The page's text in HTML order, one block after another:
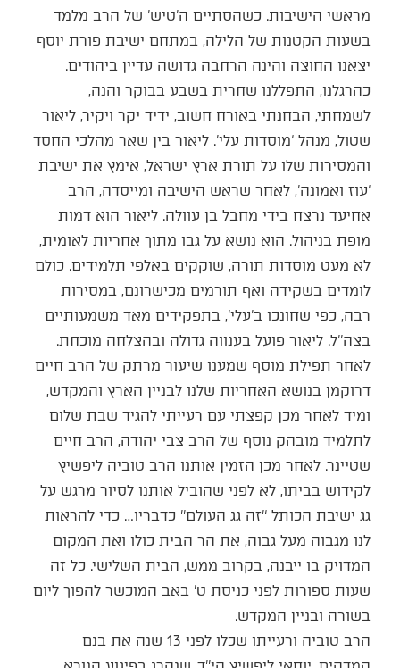
מראשי הישיבות. כשהסתיים ה’טיש’ של הרב מלמד
בשעות הקטנות של הלילה, במתחם ישיבת פורת יוסף
יצאנו החוצה והינה הרחבה גדושה עדיין ביהודים.
כהרגלנו, התפללנו שחרית בשבע בבוקר והנה,
לשמחתי, הבחנתי באורח חשוב, ידיד יקר ויקיר, ליאור
שטול, מנהל ‘מוסדות עלי’. ליאור בין שאר מהלכי החסד
והמסירות שלו על תורת ארץ ישראל, אימץ את ישיבת
‘עוז ואמונה’, לאחר שראש הישיבה ומייסדה, הרב
אחיעד נרצח בידי מחבל בן עוולה. ליאור הוא דמות
מופת בניהול. הוא נושא על גבו מתוך אחריות לאומית,
לא מעט מוסדות תורה, שוקקים באלפי תלמידים. כולם
לומדים בשקידה ואף תורמים מכישרונם, במסירות
רבה, כפי שחונכו ב’עלי’, בתפקידים מאד משמעותיים
בצה’’ל. ליאור פועל בענווה גדולה ובהצלחה מוכחת.
לאחר תפילת מוסף שמענו שיעור מרתק של הרב חיים
דרוקמן בנושא האחריות שלנו לבניין הארץ והמקדש,
ומיד לאחר מכן קפצתי עם רעייתי להגיד שבת שלום
לתלמיד מובהק נוסף של הרב צבי יהודה, הרב חיים
שטיינר. לאחר מכן הזמין אותנו הרב טוביה ליפשיץ
לקידוש בביתו, לא לפני שהוביל אותנו לסיור מרגש על
גג ישיבת הכותל ‘’זה גג העולם’’ כדבריו… כדי להראות
לנו מגבוה מעל גבוה, את הר הבית כולו ואת המקום
המדויק בו ייבנה, בקרוב ממש, הבית השלישי. כל זה
שעות ספורות לפני כניסת ט’ באב המוכשר להפוך ליום
בשורה ובניין המקדש.
הרב טוביה ורעייתו שכלו לפני 13 שנה את בנם